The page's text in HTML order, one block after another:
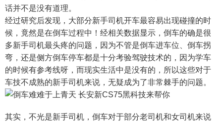
话并不是没有道理。
经过研究后发现，大部分新手司机开车最容易出现碰撞的时
候，竟然是在倒车过程中！经相关数据显示，倒车的确是很
多新手司机最头疼的问题，因为不管是倒车进车位、倒车拐
弯，还是侧方倒车停车都是十分考验驾驶技术的，因为学车
的时候有参考线呀，而现实生活中是没有的，所以这些对于
车技不成熟的新手司机来说，无疑成为了非常棘手的问题。
其实，不光是新手司机，倒车对于部分老司机和女司机来说